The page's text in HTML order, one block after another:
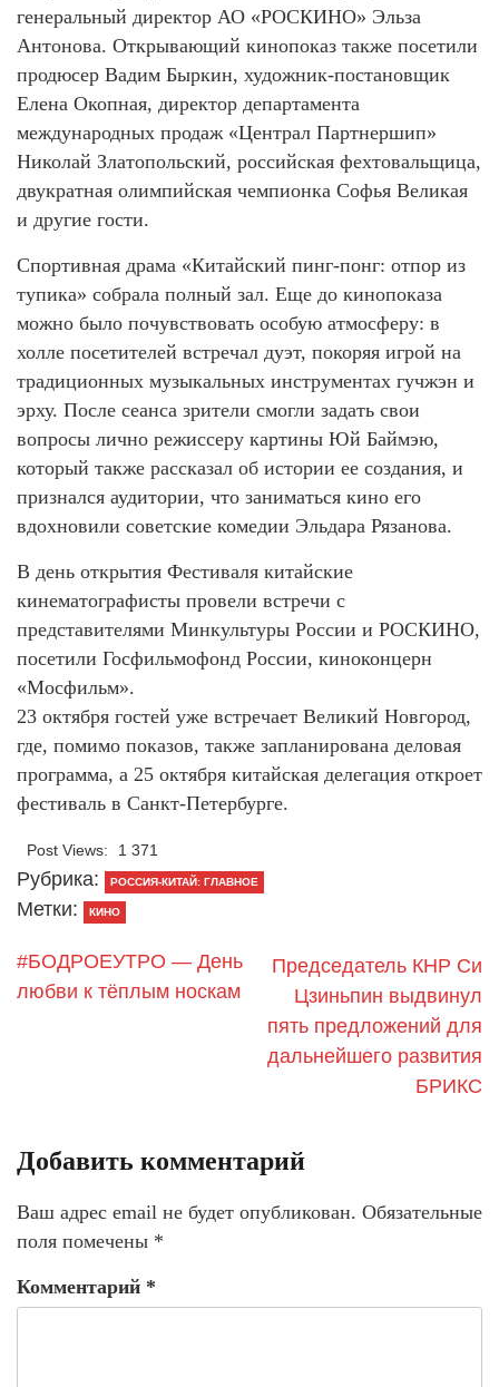
генеральный директор АО «РОСКИНО» Эльза
Антонова. Открывающий кинопоказ также посетили
продюсер Вадим Быркин, художник-постановщик
Елена Окопная, директор департамента
международных продаж «Централ Партнершип»
Николай Златопольский, российская фехтовальщица,
двукратная олимпийская чемпионка Софья Великая
и другие гости.
Спортивная драма «Китайский пинг-понг: отпор из
тупика» собрала полный зал. Еще до кинопоказа
можно было почувствовать особую атмосферу: в
холле посетителей встречал дуэт, покоряя игрой на
традиционных музыкальных инструментах гучжэн и
эрху. После сеанса зрители смогли задать свои
вопросы лично режиссеру картины Юй Баймэю,
который также рассказал об истории ее создания, и
признался аудитории, что заниматься кино его
вдохновили советские комедии Эльдара Рязанова.
В день открытия Фестиваля китайские
кинематографисты провели встречи с
представителями Минкультуры России и РОСКИНО,
посетили Госфильмофонд России, киноконцерн
«Мосфильм».
23 октября гостей уже встречает Великий Новгород,
где, помимо показов, также запланирована деловая
программа, а 25 октября китайская делегация откроет
фестиваль в Санкт-Петербурге.
Post Views: 1 371
Рубрика: РОССИЯ-КИТАЙ: ГЛАВНОЕ
Метки: КИНО
#БОДРОЕУТРО — День
любви к тёплым носкам
Председатель КНР Си
Цзиньпин выдвинул
пять предложений для
дальнейшего развития
БРИКС
Добавить комментарий
Ваш адрес email не будет опубликован. Обязательные
поля помечены *
Комментарий *